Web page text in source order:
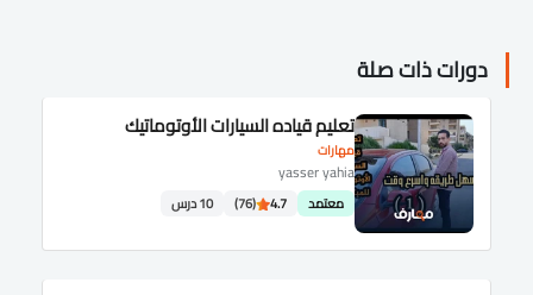
دورات ذات صلة
مهارات
تعليم قياده السيارات الأوتوماتيك
yasser yahia
معتمد 4.7
(76) 10 درس